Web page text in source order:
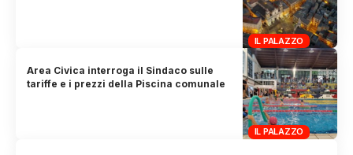
IL PALAZZO
IL PALAZZO
Area Civica interroga il Sindaco sulle
tariffe e i prezzi della Piscina comunale